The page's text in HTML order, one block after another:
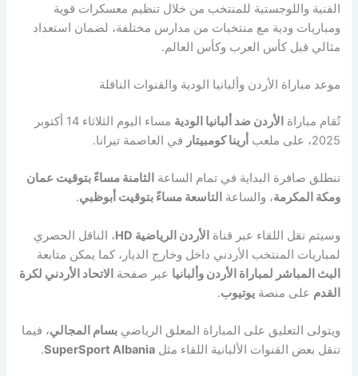
الفنية واللوجستية للمنتخب من خلال تنظيم معسكرات قوية
ومباريات ودية مع منتخبات من مدارس مختلفة، لضمان استعداد
مثالي قبل كأس العرب وكأس العالم.
موعد مباراة الأردن وألبانيا الودية والقنوات الناقلة
تُقام مباراة الأردن ضد ألبانيا الودية
مساء اليوم الثلاثاء 14 أكتوبر
2025، على ملعب
أرينا كومبيتار في العاصمة تيرانا.
تنطلق صافرة البداية في تمام الساعة الثامنة مساءً بتوقيت عمان
ومكة المكرمة، والساعة التاسعة مساءً بتوقيت أبوظبي.
وسيتم نقل اللقاء عبر قناة الأردن الرياضية HD
، الناقل الحصري
لمباريات المنتخب الأردني داخل وخارج الديار، كما يمكن متابعة
البث المباشر لمباراة الأردن وألبانيا عبر صفحة الاتحاد الأردني لكرة
القدم على منصةيوتيوب.
ويتولى التعليق على المباراة المعلق الرياضيبسام المجالي، فيما
تنقل بعض القنوات الألبانية اللقاء مثلSuperSport Albania
.